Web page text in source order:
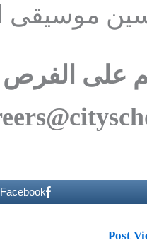
موسيقى
على الفرص
Post